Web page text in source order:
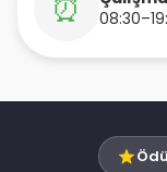
⏰